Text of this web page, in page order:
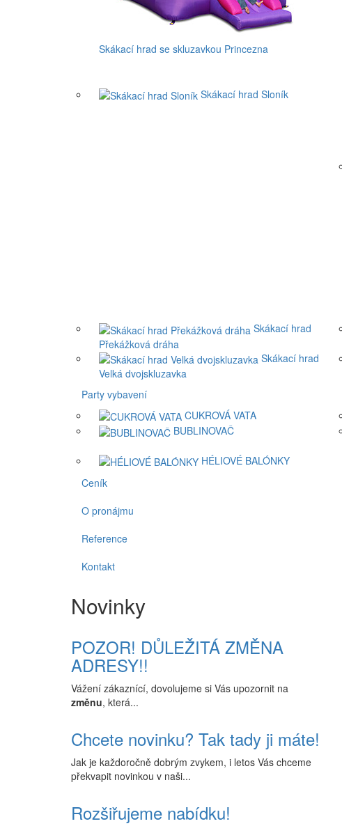
Skákací hrad se skluzavkou Princezna
Skákací hrad Sloník
Skákací hrad
Překážková dráha
Skákací hrad
Velká dvojskluzavka
Party vybavení
CUKROVÁ VATA
BUBLINOVAČ
HÉLIOVÉ BALÓNKY
Ceník
O pronájmu
Reference
Kontakt
Novinky
POZOR! DŮLEŽITÁ ZMĚNA
ADRESY!!
Vážení zákaznící, dovolujeme si Vás upozornit na
změnu, která...
Chcete novinku? Tak tady ji máte!
Jak je každoročně dobrým zvykem, i letos Vás chceme
překvapit novinkou v naši...
Rozšiřujeme nabídku!